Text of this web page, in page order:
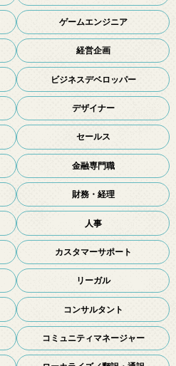
ゲームエンジニア
経営企画
ビジネスデベロッパー
デザイナー
セールス
金融専門職
財務・経理
人事
カスタマーサポート
リーガル
コンサルタント
コミュニティマネージャー